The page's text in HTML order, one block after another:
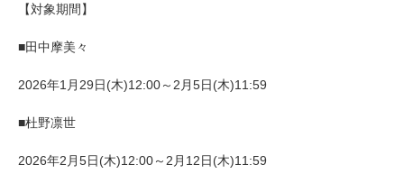
【対象期間】
■田中摩美々
2026年1月29日(木)12:00～2月5日(木)11:59
■杜野凛世
2026年2月5日(木)12:00～2月12日(木)11:59